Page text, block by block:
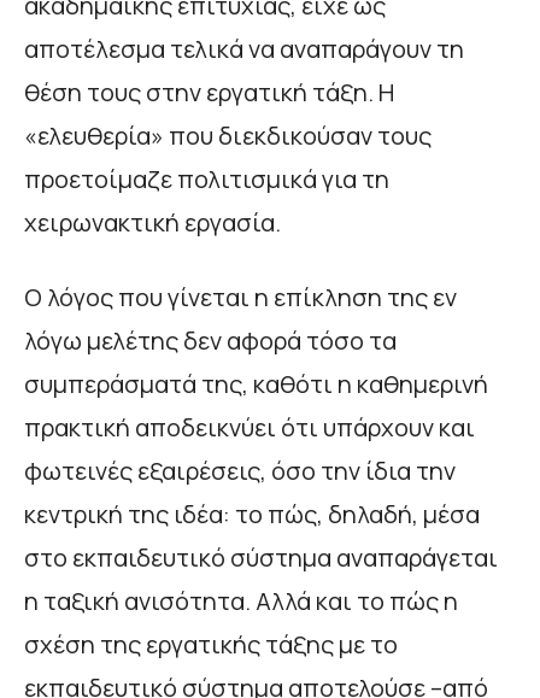
αποτέλεσμα τελικά να αναπαράγουν τη
θέση τους στην εργατική τάξη. Η
«ελευθερία» που διεκδικούσαν τους
προετοίμαζε πολιτισμικά για τη
χειρωνακτική εργασία.
Ο λόγος που γίνεται η επίκληση της εν
λόγω μελέτης δεν αφορά τόσο τα
συμπεράσματά της, καθότι η καθημερινή
πρακτική αποδεικνύει ότι υπάρχουν και
φωτεινές εξαιρέσεις, όσο την ίδια την
κεντρική της ιδέα: το πώς, δηλαδή, μέσα
στο εκπαιδευτικό σύστημα αναπαράγεται
η ταξική ανισότητα. Αλλά και το πώς η
σχέση της εργατικής τάξης με το
εκπαιδευτικό σύστημα αποτελούσε –από